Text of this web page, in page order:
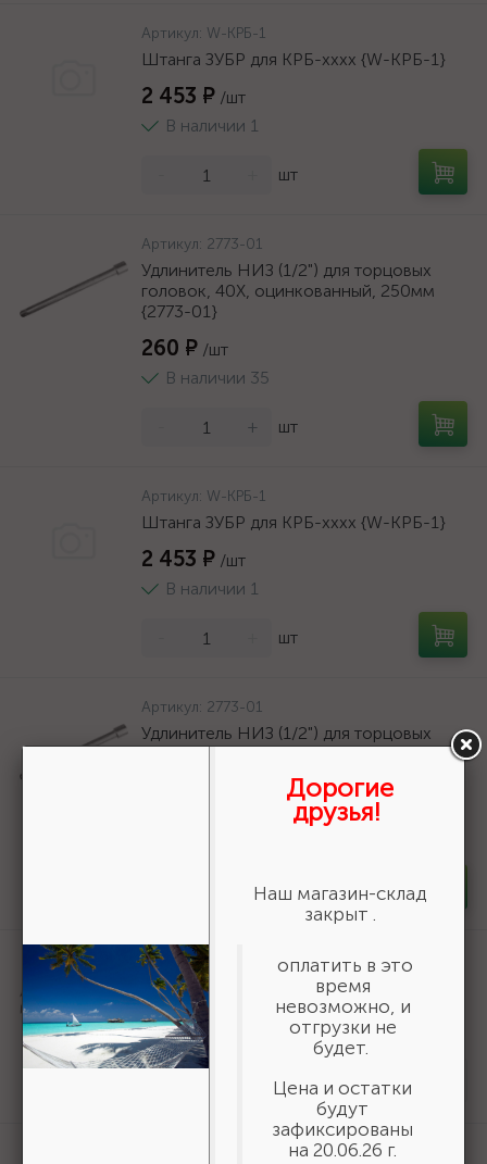
Артикул: W-КРБ-1
Штанга ЗУБР для КРБ-хххх {W-КРБ-1}
2 453 ₽ /шт
В наличии 1
шт
Артикул: 2773-01
Удлинитель НИЗ (1/2") для торцовых
головок, 40Х, оцинкованный, 250мм
{2773-01}
260 ₽ /шт
В наличии 35
+ шт
Артикул: W-КРБ-1
Штанга ЗУБР для КРБ-хххх {W-КРБ-1}
2 453 ₽ /шт
В наличии 1
шт
Артикул: 2773-01
Удлинитель НИЗ (1/2") для торцовых
головок, 40Х, оцинкованный, 250мм
+ шт
Артикул:36800-140-20-16_z01
URAGAN Fast 140x20/16мм 16Т, диск
пильный по дереву {36800-140-20-
16_z01}
161 ₽ /шт
Нет в наличии
Дорогие
друзья!
Наш магазин-склад
закрыт .
оплатить в это
время
невозможно, и
отгрузки не
будет.
Цена и остатки
будут
зафиксированы
на 20.06.26 г.